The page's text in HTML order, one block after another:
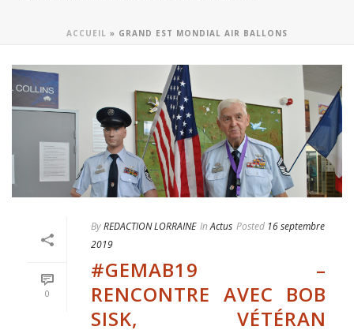
ACCUEIL » GRAND EST MONDIAL AIR BALLONS
0
ByREDACTION LORRAINE In Actus Posted 16 septembre
2019
#GEMAB19 –
RENCONTRE AVEC BOB
SISK, VÉTÉRAN